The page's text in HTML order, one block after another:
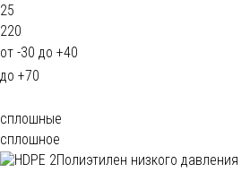
25
220
от -30 до +40
до +70
сплошные
сплошное
Полиэтилен низкого давления